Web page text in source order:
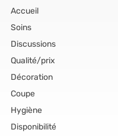
Accueil
Soins
Discussions
Qualité/prix
Décoration
Coupe
Hygiène
Disponibilité